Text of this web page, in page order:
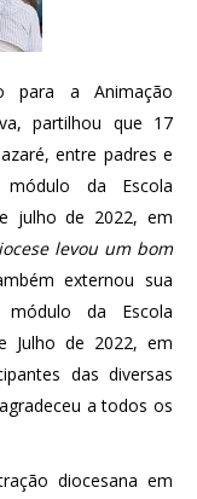
para a Animação
partilhou que 17
entre padres e
módulo da Escola
julho de 2022, em
levou um bom
externou sua
da Escola
Julho de 2022, em
das diversas
a todos os
diocesana em